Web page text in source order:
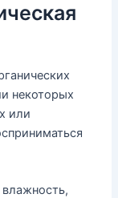
некоторых
или